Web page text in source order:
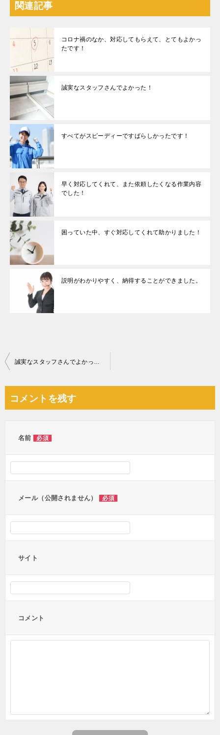
関連記事
コロナ禍のなか、対応してもらえて、とてもよかっ
たです！
誠実なスタッフさんでよかった！
すべてがスピーディーですばらしかったです！
早く対応してくれて、また依頼したくなる作業内容
でした！
困っていた中、すぐ対応してくれて助かりました！
説明がわかりやすく、納得することができました。
投
ビ
誠実なスタッフさんでよかった！
コメントを残す
名前 必須
メール（公開されません） 必須
サイト
コメント